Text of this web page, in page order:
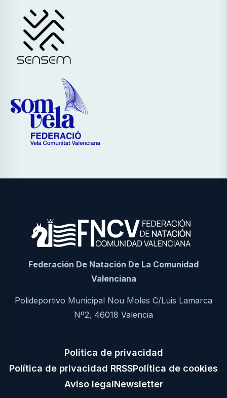
Federación De Natación De La Comunidad
Valenciana
Polideportivo Municipal Nou Moles C/Luis Lamarca
Nº2, 46018 Valencia
Política de privacidad
Política de privacidad RRSSPolítica de cookies
Aviso legalNewsletter